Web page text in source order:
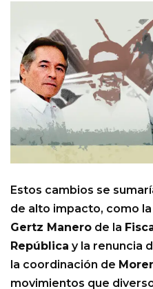
Estos cambios se
de alto impacto, como
Gertz Manero de la
República y la renuncia
la coordinación de
movimientos que